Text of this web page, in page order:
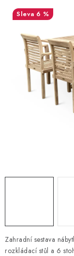
LEHÁTKA
POLSTRY
DOPLŇKY
NOVINKY
Nákup na splátky
Zahradní sestava
rozkládací stůl a 6
6 %